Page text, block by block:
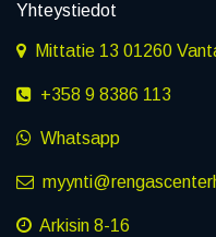
Yhteystiedot
Mittatie 13 01260
+358 9 8386 113
Whatsapp
Arkisin 8-16